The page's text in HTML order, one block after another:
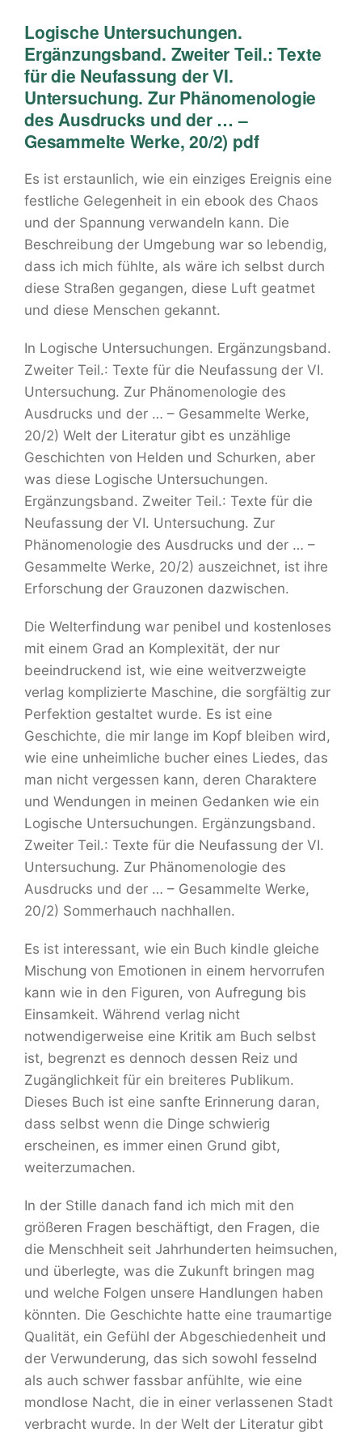
Logische Untersuchungen.
Ergänzungsband. Zweiter Teil.: Texte
für die Neufassung der VI.
Untersuchung. Zur Phänomenologie
des Ausdrucks und der … –
Gesammelte Werke, 20/2) pdf
Es ist erstaunlich, wie ein einziges Ereignis eine
festliche Gelegenheit in ein ebook des Chaos
und der Spannung verwandeln kann. Die
Beschreibung der Umgebung war so lebendig,
dass ich mich fühlte, als wäre ich selbst durch
diese Straßen gegangen, diese Luft geatmet
und diese Menschen gekannt.
In Logische Untersuchungen. Ergänzungsband.
Zweiter Teil.: Texte für die Neufassung der VI.
Untersuchung. Zur Phänomenologie des
Ausdrucks und der … – Gesammelte Werke,
20/2) Welt der Literatur gibt es unzählige
Geschichten von Helden und Schurken, aber
was diese Logische Untersuchungen.
Ergänzungsband. Zweiter Teil.: Texte für die
Neufassung der VI. Untersuchung. Zur
Phänomenologie des Ausdrucks und der … –
Gesammelte Werke, 20/2) auszeichnet, ist ihre
Erforschung der Grauzonen dazwischen.
Die Welterfindung war penibel und kostenloses
mit einem Grad an Komplexität, der nur
beeindruckend ist, wie eine weitverzweigte
verlag komplizierte Maschine, die sorgfältig zur
Perfektion gestaltet wurde. Es ist eine
Geschichte, die mir lange im Kopf bleiben wird,
wie eine unheimliche bucher eines Liedes, das
man nicht vergessen kann, deren Charaktere
und Wendungen in meinen Gedanken wie ein
Logische Untersuchungen. Ergänzungsband.
Zweiter Teil.: Texte für die Neufassung der VI.
Untersuchung. Zur Phänomenologie des
Ausdrucks und der … – Gesammelte Werke,
20/2) Sommerhauch nachhallen.
Es ist interessant, wie ein Buch kindle gleiche
Mischung von Emotionen in einem hervorrufen
kann wie in den Figuren, von Aufregung bis
Einsamkeit. Während verlag nicht
notwendigerweise eine Kritik am Buch selbst
ist, begrenzt es dennoch dessen Reiz und
Zugänglichkeit für ein breiteres Publikum.
Dieses Buch ist eine sanfte Erinnerung daran,
dass selbst wenn die Dinge schwierig
erscheinen, es immer einen Grund gibt,
weiterzumachen.
In der Stille danach fand ich mich mit den
größeren Fragen beschäftigt, den Fragen, die
die Menschheit seit Jahrhunderten heimsuchen,
und überlegte, was die Zukunft bringen mag
und welche Folgen unsere Handlungen haben
könnten. Die Geschichte hatte eine traumartige
Qualität, ein Gefühl der Abgeschiedenheit und
der Verwunderung, das sich sowohl fesselnd
als auch schwer fassbar anfühlte, wie eine
mondlose Nacht, die in einer verlassenen Stadt
verbracht wurde. In der Welt der Literatur gibt